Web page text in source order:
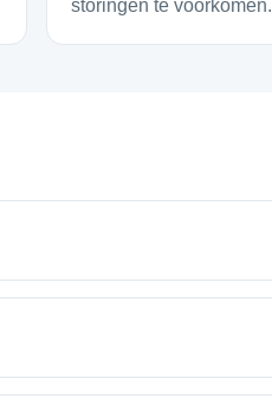
storingen te voorkomen.